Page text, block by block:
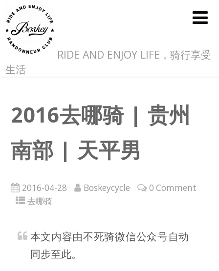
RIDE AND ENJOY LIFE，骑行享受
生活
2016去哪骑 | 贵州
南部 | 天平男
2016-04-28 Boskeycycle
0 Comment
去哪骑
本文内容由不死骑微信公众号自动
同步至此。